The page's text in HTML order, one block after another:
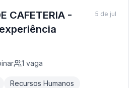
CAFETERIA -
1 vaga
Recursos Humanos
5 de jul